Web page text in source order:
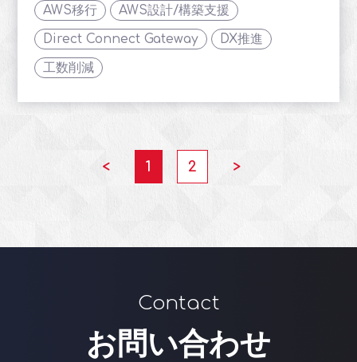
AWS移行
AWS設計/構築支援
Direct Connect Gateway
DX推進
工数削減
< 1 2 >
Contact
お問い合わせ